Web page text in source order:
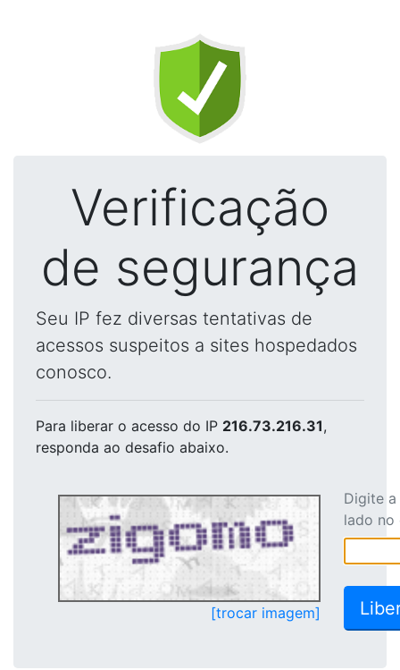
Verificação
de segurança
Seu IP fez diversas tentativas de
acessos suspeitos a sites hospedados
conosco.
Para liberar o acesso do IP 216.73.216.31,
responda ao desafio abaixo.
[trocar imagem]
Digite
lado no